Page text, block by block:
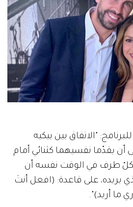
"الاتفاق بين بيكيه
يقدّما نفسيهما كثنائي أمام
طرف في الوقت نفسه أن
على قاعدة: (افعل أنتَ
ما أريد)".